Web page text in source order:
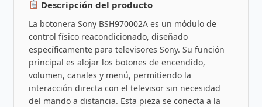
Descripción del producto
La botonera Sony BSH970002A es un módulo de
control físico reacondicionado, diseñado
específicamente para televisores Sony. Su función
principal es alojar los botones de encendido,
volumen, canales y menú, permitiendo la
interacción directa con el televisor sin necesidad
del mando a distancia. Esta pieza se conecta a la